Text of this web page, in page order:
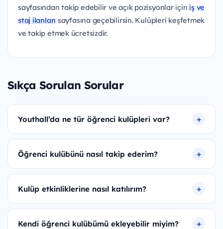
sayfasından takip edebilir ve açık pozisyonlar içiniş ve
staj ilanları sayfasına geçebilirsin. Kulüpleri keşfetmek
ve takip etmek ücretsizdir.
Sıkça Sorulan Sorular
Youthall’da ne tür öğrenci kulüpleri var?
Öğrenci kulübünü nasıl takip ederim?
Kulüp etkinliklerine nasıl katılırım?
Kendi öğrenci kulübümü ekleyebilir miyim?